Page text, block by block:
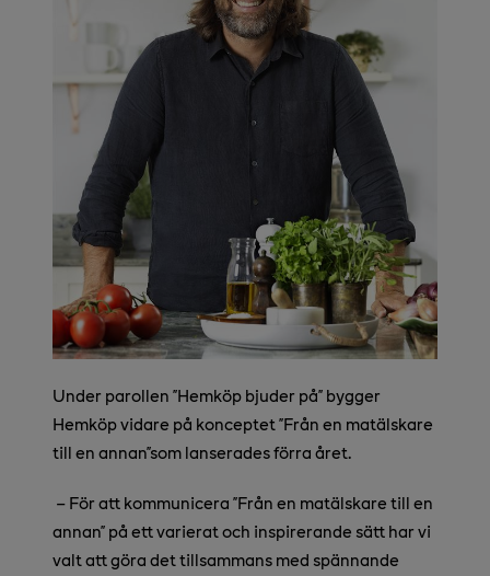
Under parollen ”Hemköp bjuder på” bygger
Hemköp vidare på konceptet ”Från en matälskare
till en annan”som lanserades förra året.
– För att kommunicera ”Från en matälskare till en
annan” på ett varierat och inspirerande sätt har vi
valt att göra det tillsammans med spännande